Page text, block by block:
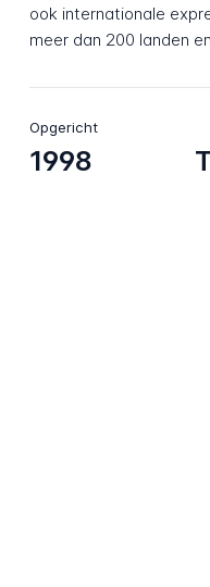
ook internationale
meer dan 200 landen
Opgericht
1998